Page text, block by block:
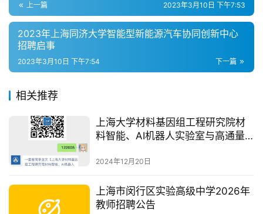
上一篇 2023年3月10日 下午7:53
2023年上海同济大学智能型新能源汽车协同创新中心
招聘启事
下一篇
2023年3月10日 下午7:54
相关推荐
上海大学材料基因组工程研究院材
料智能、AI机器人实验室与高通量
化方向教师岗位
2024年12月20日
上海市闵行区实验高级中学2026年
教师招聘公告